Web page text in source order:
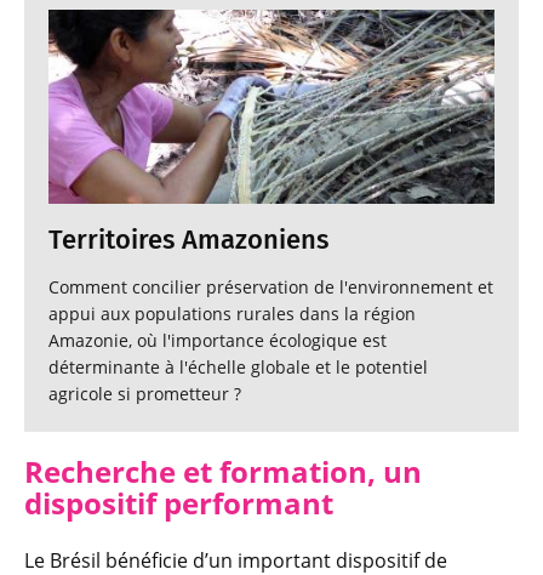
Territoires Amazoniens
Comment concilier préservation de l'environnement et
appui aux populations rurales dans la région
Amazonie, où l'importance écologique est
déterminante à l'échelle globale et le potentiel
agricole si prometteur ?
Recherche et formation, un
dispositif performant
Le Brésil bénéficie d’un important dispositif de